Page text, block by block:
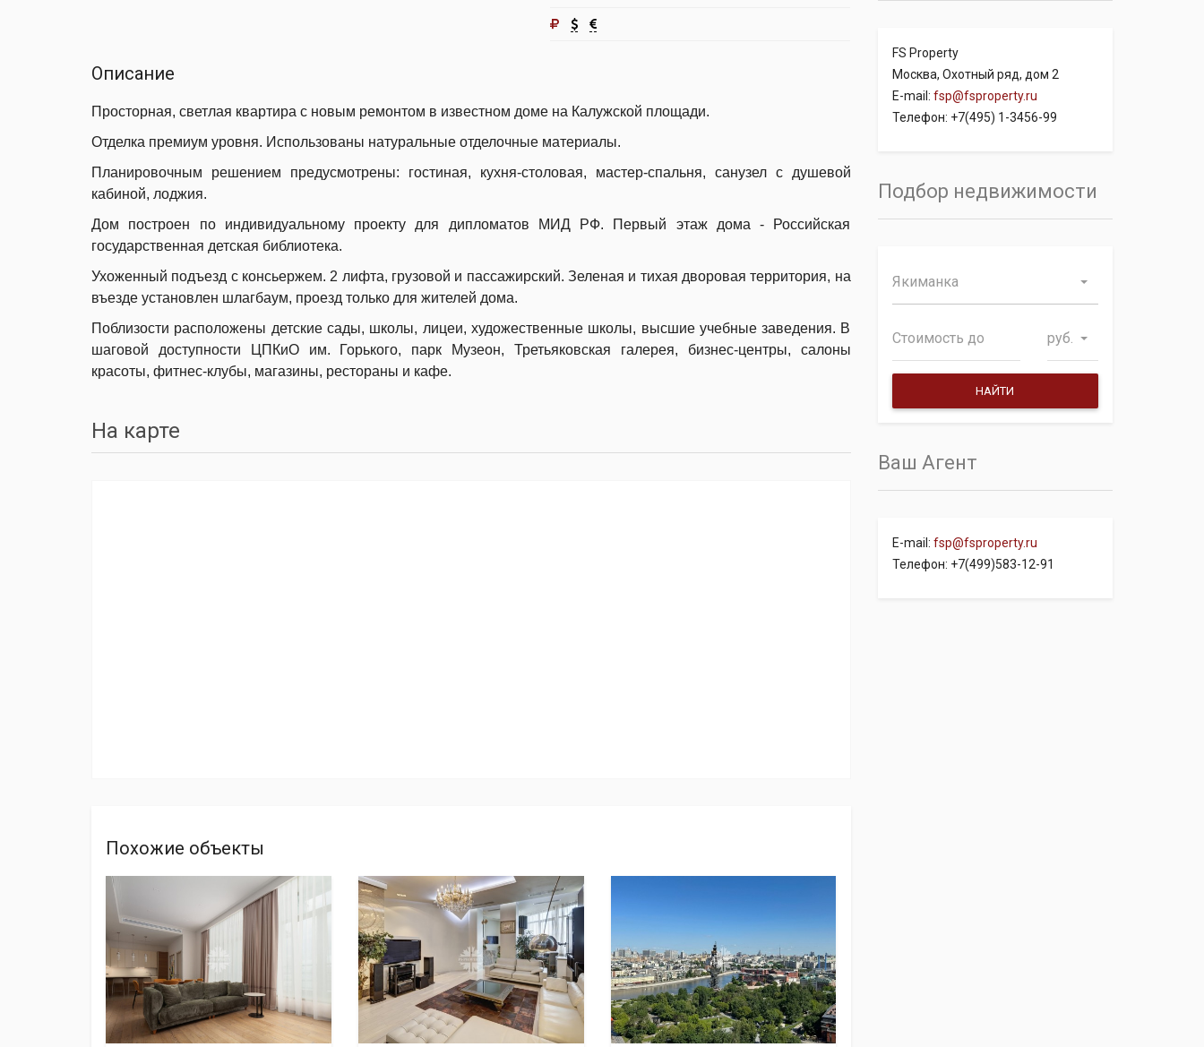
Описание
Просторная, светлая квартира с новым ремонтом в известном доме на Калужской площади.
Отделка премиум уровня. Использованы натуральные отделочные материалы.
Планировочным решением предусмотрены: гостиная, кухня-столовая, мастер-спальня, санузел с душевой
кабиной, лоджия.
Дом построен по индивидуальному проекту для дипломатов МИД РФ. Первый этаж дома - Российская
государственная детская библиотека.
Ухоженный подъезд с консьержем. 2 лифта, грузовой и пассажирский. Зеленая и тихая дворовая территория, на
въезде установлен шлагбаум, проезд только для жителей дома.
Поблизости расположены детские сады, школы, лицеи, художественные школы, высшие учебные заведения. В
шаговой доступности ЦПКиО им. Горького, парк Музеон, Третьяковская галерея, бизнес-центры, салоны
красоты, фитнес-клубы, магазины, рестораны и кафе.
На карте
Похожие объекты
FS Property
Москва, Охотный ряд, дом 2
E-mail: fsp@fsproperty.ru
Телефон: +7(495) 1-3456-99
Подбор недвижимости
Якиманка
руб.
Ваш Агент
E-mail: fsp@fsproperty.ru
Телефон: +7(499)583-12-91